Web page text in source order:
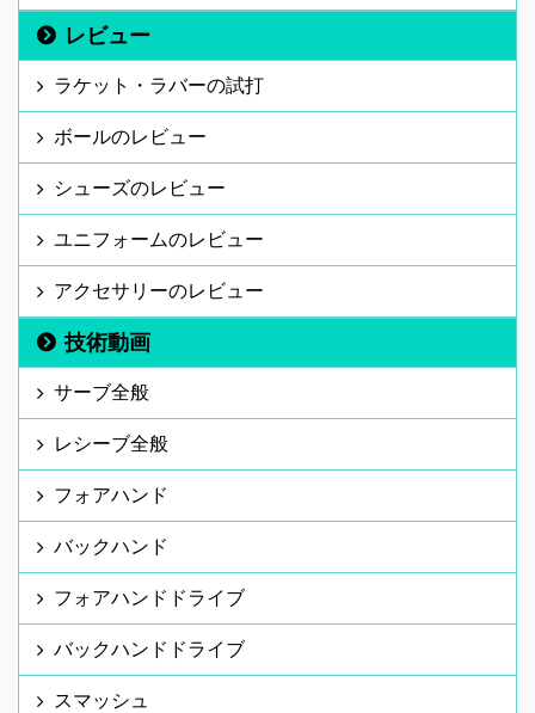
レビュー
ラケット・ラバーの試打
ボールのレビュー
シューズのレビュー
ユニフォームのレビュー
アクセサリーのレビュー
技術動画
サーブ全般
レシーブ全般
フォアハンド
バックハンド
フォアハンドドライブ
バックハンドドライブ
スマッシュ